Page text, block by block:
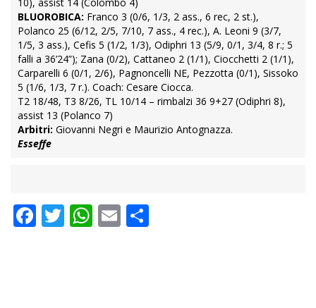
10), assist 14 (Colombo 4)
BLUOROBICA: Franco 3 (0/6, 1/3, 2 ass., 6 rec, 2 st.),
Polanco 25 (6/12, 2/5, 7/10, 7 ass., 4 rec.), A. Leoni 9 (3/7,
1/5, 3 ass.), Cefis 5 (1/2, 1/3), Odiphri 13 (5/9, 0/1, 3/4, 8 r.; 5
falli a 36’24”); Zana (0/2), Cattaneo 2 (1/1), Ciocchetti 2 (1/1),
Carparelli 6 (0/1, 2/6), Pagnoncelli NE, Pezzotta (0/1), Sissoko
5 (1/6, 1/3, 7 r.). Coach: Cesare Ciocca.
T2 18/48, T3 8/26, TL 10/14 – rimbalzi 36 9+27 (Odiphri 8),
assist 13 (Polanco 7)
Arbitri: Giovanni Negri e Maurizio Antognazza.
Esseffe
Facebook
Twitter
WhatsApp
Email